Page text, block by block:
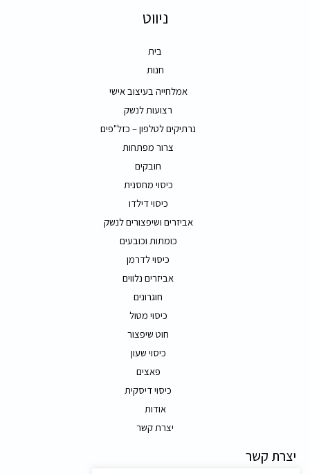
ניווט
בית
חנות
אמלחייה בעיצוב אישי
רצועות לנשק
נרתיקים לטלפון – כזל"פים
צרור מפתחות
חובקים
כיסוי מחסנית
כיסוי דילדו
אביזרים ושיפצורים לנשק
כומתות וכובעים
כיסוי לדרמן
אביזרים נלווים
חוגרונים
כיסוי מטול
חוט שיפצור
כיסוי שעון
פאצים
כיסוי דיסקית
אודות
יצרת קשר
יצרת קשר